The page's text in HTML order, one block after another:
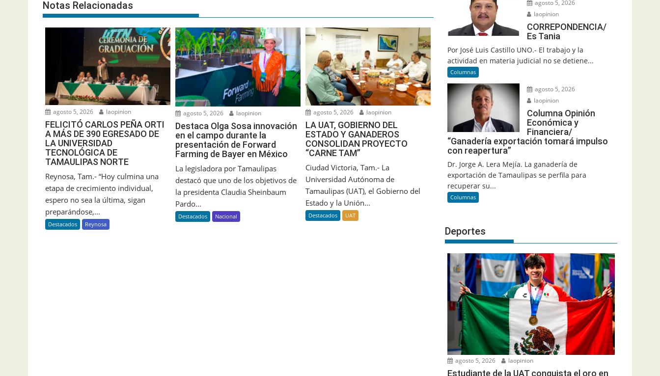
Notas Relacionadas
agosto 5, 2026 laopinion
FELICITÓ CARLOS PEÑA ORTI
A MÁS DE 390 EGRESADO DE
LA UNIVERSIDAD
TECNOLÓGICA DE
TAMAULIPAS NORTE
Reynosa, Tam.- “Hoy culmina una
etapa de crecimiento individual,
espero no sea la última, sigan
preparándose,...
Destacados Reynosa
agosto 5, 2026 laopinion
Destaca Olga Sosa innovación
en el campo durante la
presentación de Forward
Farming de Bayer en México
La legisladora por Tamaulipas
destacó que uno de los objetivos de
la presidenta Claudia Sheinbaum
Pardo...
Destacados Nacional
agosto 5, 2026 laopinion
LA UAT, GOBIERNO DEL
ESTADO Y GANADEROS
CONSOLIDAN PROYECTO
“CARNE TAM”
Ciudad Victoria, Tam.- La
Universidad Autónoma de
Tamaulipas (UAT), el Gobierno del
Estado y la Unión...
Destacados UAT
agosto 5, 2026
laopinion
CORREPONDENCIA/
Es Tania
Por José Luis Castillo UNO.- El trabajo y la
actividad en materia judicial no se detiene...
Columnas
agosto 5, 2026
laopinion
Columna Opinión
Económica y
Financiera/
“Ganadería exportación tomará impulso
con reapertura”
Dr. Jorge A. Lera Mejía. La ganadería de
exportación de Tamaulipas se perfila para
recuperar su...
Columnas
Deportes
agosto 5, 2026 laopinion
Estudiante de la UAT conquista el oro en